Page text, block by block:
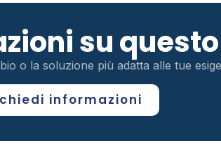
su
o la soluzione più adatta alle tue
informazioni